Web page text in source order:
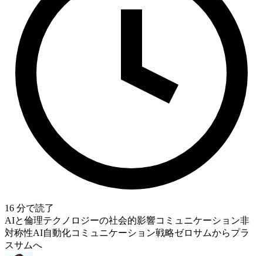
16 分で読了
AIと倫理テクノロジーの社会的影響コミュニケーション非
対称性AI自動化コミュニケーション戦略ゼロサムからプラ
スサムへ